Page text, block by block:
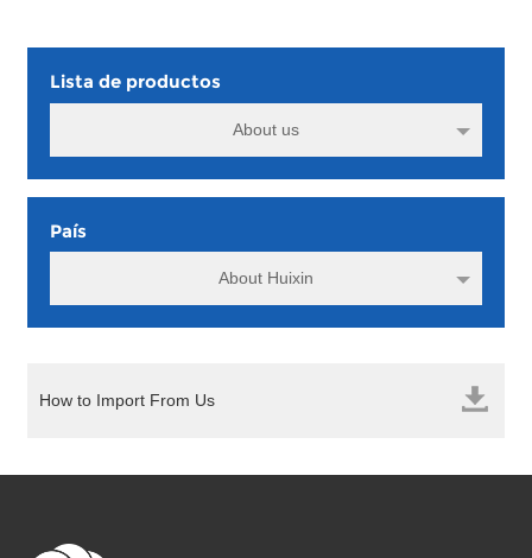
Lista de productos
About us
País
About Huixin
How to Import From Us